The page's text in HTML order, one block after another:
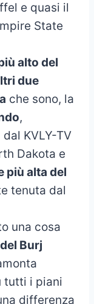
e quasi il
State
alto del
due
che sono, la
,
KVLY-TV
Dakota e
più alta del
tenuta dal
una cosa
Burj
tutti i piani
differenza